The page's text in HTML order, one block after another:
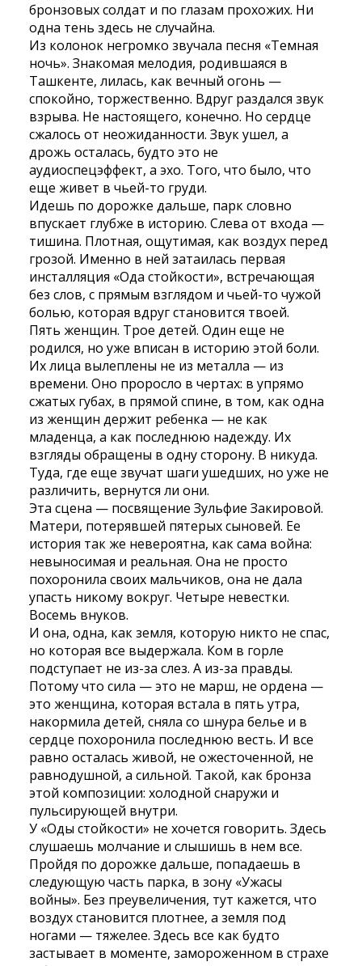
бронзовых солдат и по глазам прохожих. Ни
одна тень здесь не случайна.
Из колонок негромко звучала песня «Темная
ночь». Знакомая мелодия, родившаяся в
Ташкенте, лилась, как вечный огонь —
спокойно, торжественно. Вдруг раздался звук
взрыва. Не настоящего, конечно. Но сердце
сжалось от неожиданности. Звук ушел, а
дрожь осталась, будто это не
аудиоспецэффект, а эхо. Того, что было, что
еще живет в чьей-то груди.
Идешь по дорожке дальше, парк словно
впускает глубже в историю. Слева от входа —
тишина. Плотная, ощутимая, как воздух перед
грозой. Именно в ней затаилась первая
инсталляция «Ода стойкости», встречающая
без слов, с прямым взглядом и чьей-то чужой
болью, которая вдруг становится твоей.
Пять женщин. Трое детей. Один еще не
родился, но уже вписан в историю этой боли.
Их лица вылеплены не из металла — из
времени. Оно проросло в чертах: в упрямо
сжатых губах, в прямой спине, в том, как одна
из женщин держит ребенка — не как
младенца, а как последнюю надежду. Их
взгляды обращены в одну сторону. В никуда.
Туда, где еще звучат шаги ушедших, но уже не
различить, вернутся ли они.
Эта сцена — посвящение Зульфие Закировой.
Матери, потерявшей пятерых сыновей. Ее
история так же невероятна, как сама война:
невыносимая и реальная. Она не просто
похоронила своих мальчиков, она не дала
упасть никому вокруг. Четыре невестки.
Восемь внуков.
И она, одна, как земля, которую никто не спас,
но которая все выдержала. Ком в горле
подступает не из-за слез. А из-за правды.
Потому что сила — это не марш, не ордена —
это женщина, которая встала в пять утра,
накормила детей, сняла со шнура белье и в
сердце похоронила последнюю весть. И все
равно осталась живой, не ожесточенной, не
равнодушной, а сильной. Такой, как бронза
этой композиции: холодной снаружи и
пульсирующей внутри.
У «Оды стойкости» не хочется говорить. Здесь
слушаешь молчание и слышишь в нем все.
Пройдя по дорожке дальше, попадаешь в
следующую часть парка, в зону «Ужасы
войны». Без преувеличения, тут кажется, что
воздух становится плотнее, а земля под
ногами — тяжелее. Здесь все как будто
застывает в моменте, замороженном в страхе